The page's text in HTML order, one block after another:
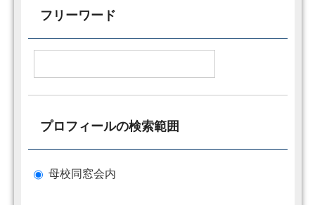
フリーワード
プロフィールの検索範囲
母校同窓会内